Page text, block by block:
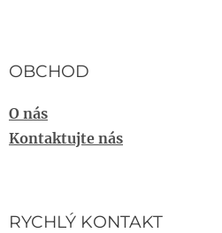
OBCHOD
O nás
Kontaktujte nás
RYCHLÝ KONTAKT